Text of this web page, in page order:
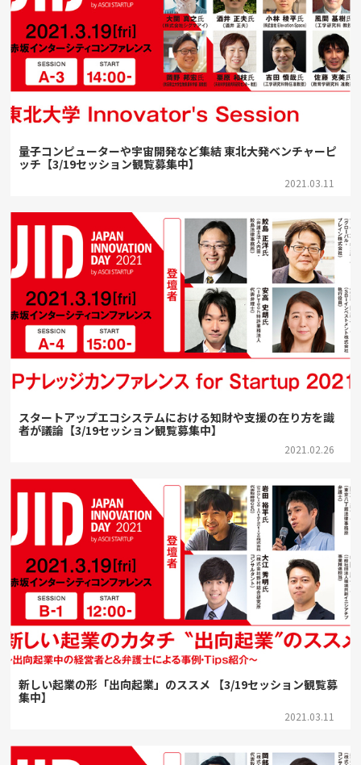
量子コンピューターや宇宙開発など集結 東北大発ベンチャーピ
ッチ【3/19セッション観覧募集中】
2021.03.11
スタートアップエコシステムにおける知財や支援の在り方を識
者が議論【3/19セッション観覧募集中】
2021.02.26
新しい起業の形「出向起業」のススメ 【3/19セッション観覧募
集中】
2021.03.11